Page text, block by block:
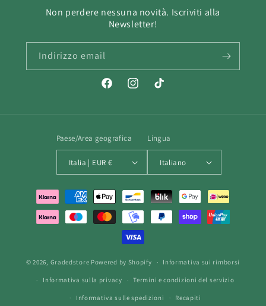
Non perdere nessuna novità. Iscriviti alla
Newsletter!
Indirizzo email
FacebookInstagramTikTok
Paese/Area geografica
Italia | EUR €
Lingua
Italiano
Metodi
pagamento
© 2026, Gradedstore Powered by Shopify Informativa sui rimborsi
Informativa sulla privacy Termini e condizioni del servizio
Informativa sulle spedizioni Recapiti